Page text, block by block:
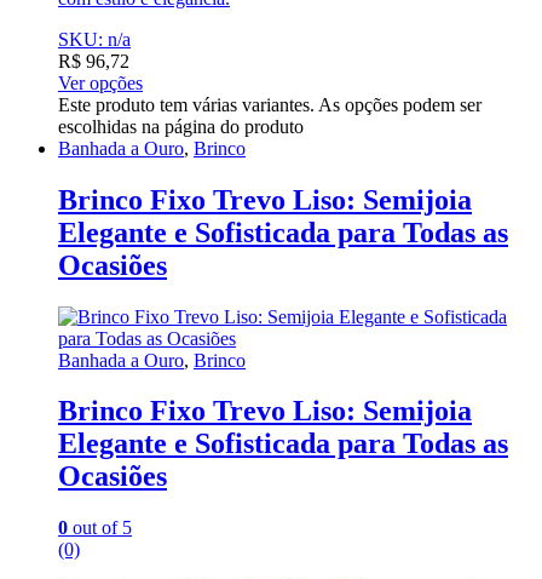
SKU: n/a
R$ 96,72
Ver opções
Este produto tem várias variantes. As opções podem ser
escolhidas na página do produto
Banhada a Ouro, Brinco
Brinco Fixo Trevo Liso: Semijoia
Elegante e Sofisticada para Todas as
Ocasiões
Banhada a Ouro, Brinco
Brinco Fixo Trevo Liso: Semijoia
Elegante e Sofisticada para Todas as
Ocasiões
0 out of 5
(0)